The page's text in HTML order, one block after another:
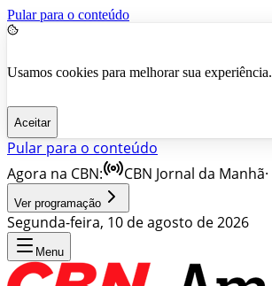
Pular para o conteúdo
Usamos cookies para melhorar sua experiência.
Aceitar
Pular para o conteúdo
Agora na CBN:
CBN Jornal da Manhã·
Ver programação
Segunda-feira, 10 de agosto de 2026
Menu